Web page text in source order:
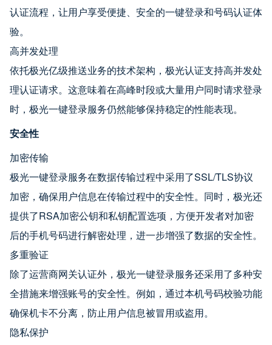
认证流程，让用户享受便捷、安全的一键登录和号码认证体
验。
高并发处理
依托极光亿级推送业务的技术架构，极光认证支持高并发处
理认证请求。这意味着在高峰时段或大量用户同时请求登录
时，极光一键登录服务仍然能够保持稳定的性能表现。
安全性
加密传输
极光一键登录服务在数据传输过程中采用了SSL/TLS协议
加密，确保用户信息在传输过程中的安全性。同时，极光还
提供了RSA加密公钥和私钥配置选项，方便开发者对加密
后的手机号码进行解密处理，进一步增强了数据的安全性。
多重验证
除了运营商网关认证外，极光一键登录服务还采用了多种安
全措施来增强账号的安全性。例如，通过本机号码校验功能
确保机卡不分离，防止用户信息被冒用或盗用。
隐私保护